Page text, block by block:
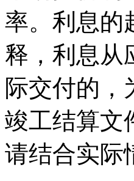
率。利息的
释，利息从
际交付的，
竣工结算文
请结合实际